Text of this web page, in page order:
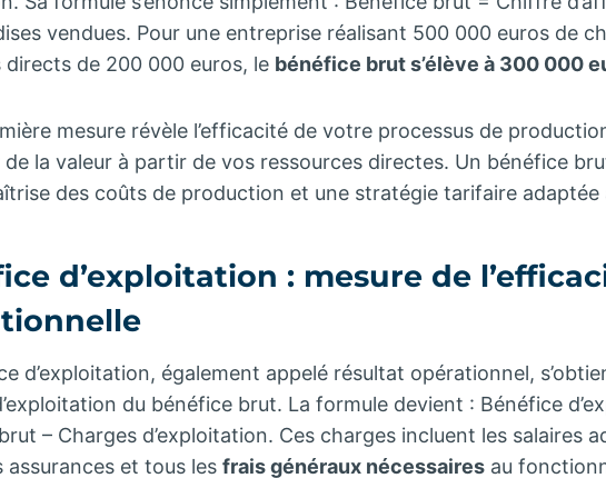
vendues. Pour une entreprise réalisant 500 000 euros de
directs de 200 000 euros, le bénéfice brut s’élève à 300 000
mesure révèle l’efficacité de votre processus de
de la valeur à partir de vos ressources directes. Un bénéfice
des coûts de production et une stratégie tarifaire adaptée
d’exploitation : mesure de
d’exploitation, également appelé résultat opérationnel,
du bénéfice brut. La formule devient : Bénéfice
– Charges d’exploitation. Ces charges incluent les salaires
assurances et tous les frais généraux nécessaires au